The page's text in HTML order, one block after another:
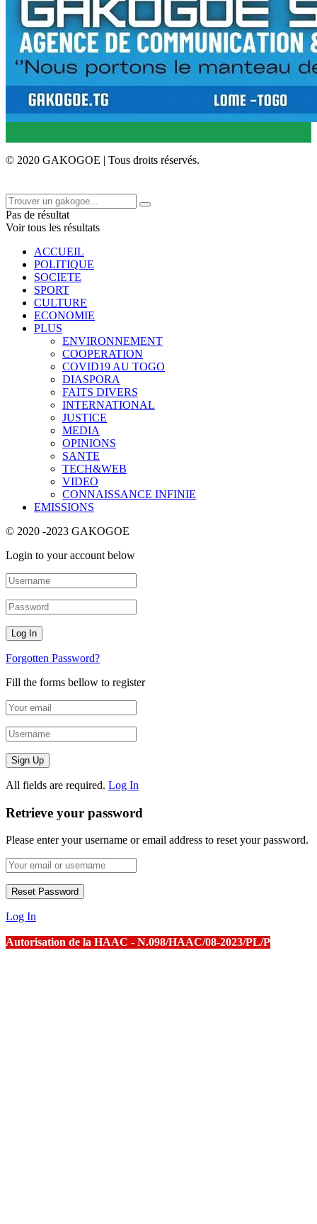
© 2020 GAKOGOE | Tous droits réservés.
Pas de résultat
Voir tous les résultats
ACCUEIL
POLITIQUE
SOCIETE
SPORT
CULTURE
ECONOMIE
PLUS
ENVIRONNEMENT
COOPERATION
COVID19 AU TOGO
DIASPORA
FAITS DIVERS
INTERNATIONAL
JUSTICE
MEDIA
OPINIONS
SANTE
TECH&WEB
VIDEO
CONNAISSANCE INFINIE
EMISSIONS
© 2020 -2023 GAKOGOE
Login to your account below
Forgotten Password?
Fill the forms bellow to register
All fields are required. Log In
Retrieve your password
Please enter your username or email address to reset your password.
Log In
Autorisation de la HAAC - N.098/HAAC/08-2023/PL/P